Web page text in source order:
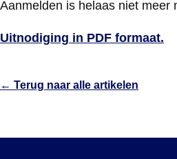
Aanmelden is helaas niet meer
Uitnodiging in PDF formaat.
← Terug naar alle artikelen